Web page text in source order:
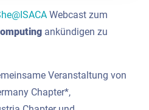
Webcast zum
ankündigen zu
Veranstaltung von
Chapter*,